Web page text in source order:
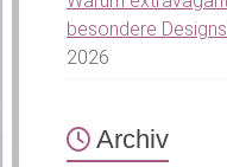
besondere
2026
Archiv